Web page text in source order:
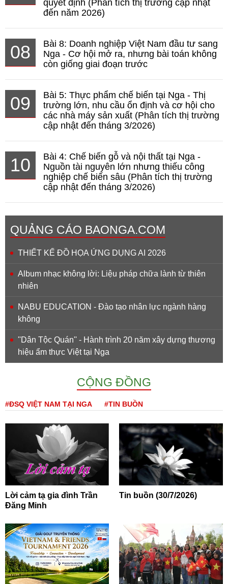
quyết định (Phân tích thị trường cập nhật
đến năm 2026)
08
Bài 8: Doanh nghiệp Việt Nam đầu tư sang
Nga - Cơ hội mở ra, nhưng bài toán không
còn giống giai đoạn trước
09
Bài 5: Thực phẩm chế biến tại Nga - Thị
trường lớn, nhu cầu ổn định và cơ hội cho
các nhà máy sản xuất (Phân tích thị trường
cập nhật đến tháng 3/2026)
10
Bài 4: Chế biến gỗ và nội thất tại Nga -
Nguồn tài nguyên lớn nhưng thiếu công
nghiệp chế biến sâu (Phân tích thị trường
cập nhật đến tháng 3/2026)
QUẢNG CÁO BAONGA.COM
THIẾT KẾ ĐỒ HỌA ỨNG DỤNG AI 2026
Album nhạc không lời: Liệu pháp chữa lành từ thiên
nhiên
NABU EDUCATION - Đào tạo nhân lực ngành hàng
không
''Dân Tộc Quán'' - Hành trình 20 năm xây dựng thương
hiệu ẩm thực Việt tại Nga
CỘNG ĐỒNG
#ĐSQ VIỆT NAM TẠI NGA #TIN BUỒN
Lời cảm tạ gia đình Trần
Đăng Minh
Tin buồn (30/7/2026)